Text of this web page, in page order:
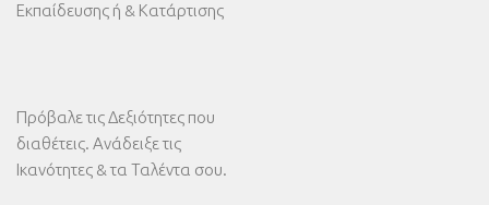
Εκπαίδευσης ή & Κατάρτισης
Πρόβαλε τις Δεξιότητες που
διαθέτεις. Ανάδειξε τις
Ικανότητες & τα Ταλέντα σου.